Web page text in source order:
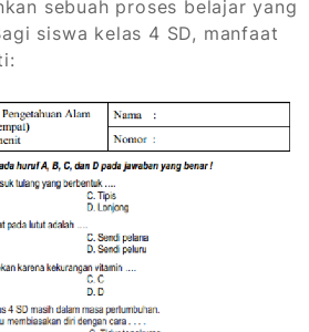
sebuah proses belajar yang
siswa kelas 4 SD, manfaat